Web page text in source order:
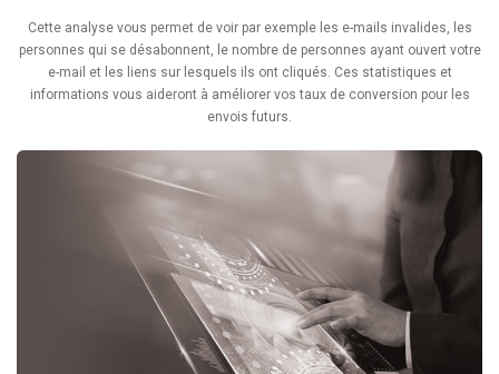
Cette analyse vous permet de voir par exemple les e-mails invalides, les
personnes qui se désabonnent, le nombre de personnes ayant ouvert votre
e-mail et les liens sur lesquels ils ont cliqués. Ces statistiques et
informations vous aideront à améliorer vos taux de conversion pour les
envois futurs.